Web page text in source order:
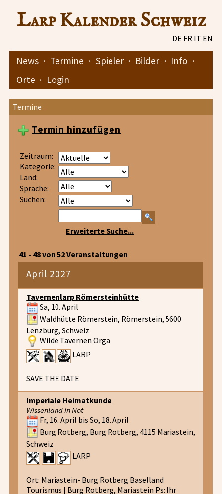
Larp Kalender Schweiz
DE FR IT EN
News · Termine · Spieler · Bilder · Info ·
Orte · Login
Termine
Termin hinzufügen
Zeitraum:
Kategorie:
Land:
Sprache:
Suchen:
Erweiterte Suche...
41 - 48 von 52 Veranstaltungen
April 2027
Tavernenlarp Römersteinhütte
Sa, 10. April
Waldhütte Römerstein, Römerstein, 5600
Lenzburg, Schweiz
Wilde Tavernen Orga
LARP
SAVE THE DATE
Imperiale Heimatkunde
Wissenland in Not
Fr, 16. April bis So, 18. April
Burg Rotberg, Burg Rotberg, 4115 Mariastein,
Schweiz
LARP
Ort: Mariastein- Burg Rotberg Baselland
Tourismus | Burg Rotberg, Mariastein Ps: Ihr